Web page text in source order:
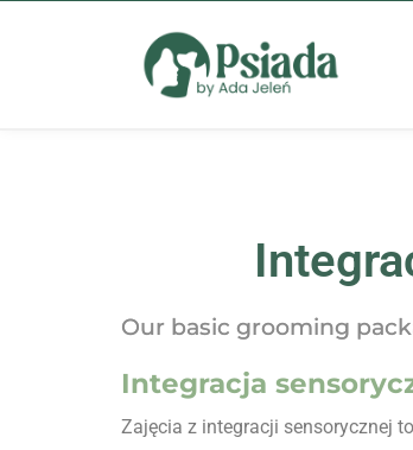
Our basic grooming
Integracja
Zajęcia z integracji sensorycznej